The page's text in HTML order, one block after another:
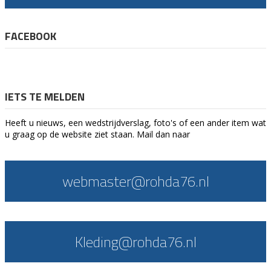
FACEBOOK
IETS TE MELDEN
Heeft u nieuws, een wedstrijdverslag, foto's of een ander item wat
u graag op de website ziet staan. Mail dan naar
webmaster@rohda76.nl
Kleding@rohda76.nl